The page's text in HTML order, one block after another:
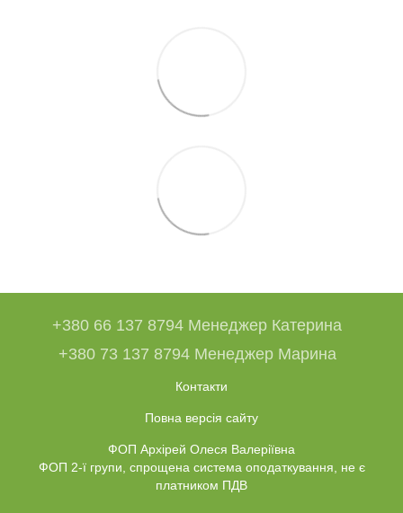
+380 66 137 8794 Менеджер Катерина
+380 73 137 8794 Менеджер Марина
Контакти
Повна версія сайту
ФОП Архірей Олеся Валеріївна
ФОП 2-ї групи, спрощена система оподаткування, не є
платником ПДВ